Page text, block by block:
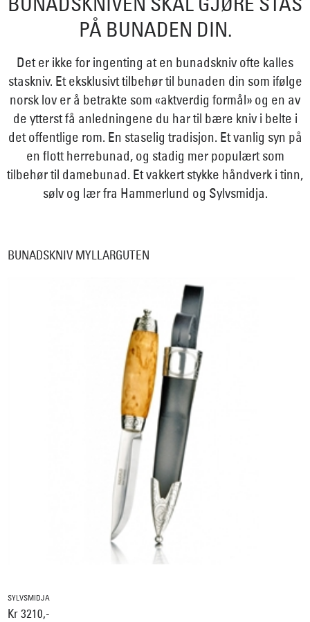
PÅ BUNADEN DIN.
Det er ikke for ingenting at en bunadskniv ofte kalles
staskniv. Et eksklusivt tilbehør til bunaden din som ifølge
norsk lov er å betrakte som «aktverdig formål» og en av
de ytterst få anledningene du har til bære kniv i belte i
det offentlige rom. En staselig tradisjon. Et vanlig syn på
en flott herrebunad, og stadig mer populært som
tilbehør til damebunad. Et vakkert stykke håndverk i tinn,
sølv og lær fra Hammerlund og Sylvsmidja.
BUNADSKNIV MYLLARGUTEN
SYLVSMIDJA
Kr 3210,-